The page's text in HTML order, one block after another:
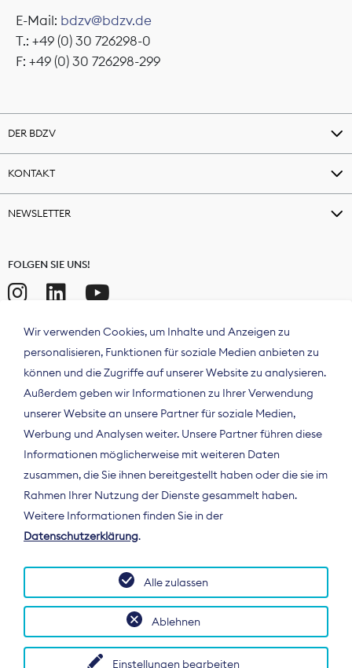
E-Mail: bdzv@bdzv.de
T.: +49 (0) 30 726298-0
F: +49 (0) 30 726298-299
DER BDZV
KONTAKT
NEWSLETTER
FOLGEN SIE UNS!
Der Bundesverband Digitalpublisher und
Zeitungsverleger (BDZV) vertritt als
Spitzenorganisation die Interessen der
Deutschland und auf EU-Ebene.
Wir verwenden Cookies, um Inhalte und Anzeigen zu
personalisieren, Funktionen für soziale Medien anbieten zu
können und die Zugriffe auf unserer Website zu analysieren.
Außerdem geben wir Informationen zu Ihrer Verwendung
unserer Website an unsere Partner für soziale Medien,
Werbung und Analysen weiter. Unsere Partner führen diese
Informationen möglicherweise mit weiteren Daten
zusammen, die Sie ihnen bereitgestellt haben oder die sie im
Rahmen Ihrer Nutzung der Dienste gesammelt haben.
Weitere Informationen finden Sie in der
Datenschutzerklärung.
Einstellungen bearbeiten
Ablehnen
Alle zulassen